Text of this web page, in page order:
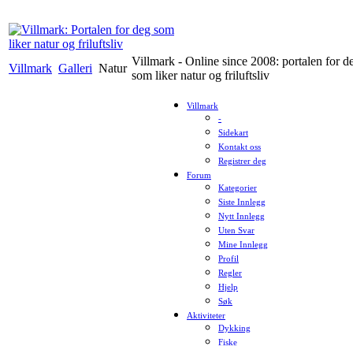
Villmark Galleri Natur
Villmark - Online since 2008: portalen for
som liker natur og friluftsliv
Villmark
-
Sidekart
Kontakt oss
Registrer deg
Forum
Kategorier
Siste Innlegg
Nytt Innlegg
Uten Svar
Mine Innlegg
Profil
Regler
Hjelp
Søk
Aktiviteter
Dykking
Fiske